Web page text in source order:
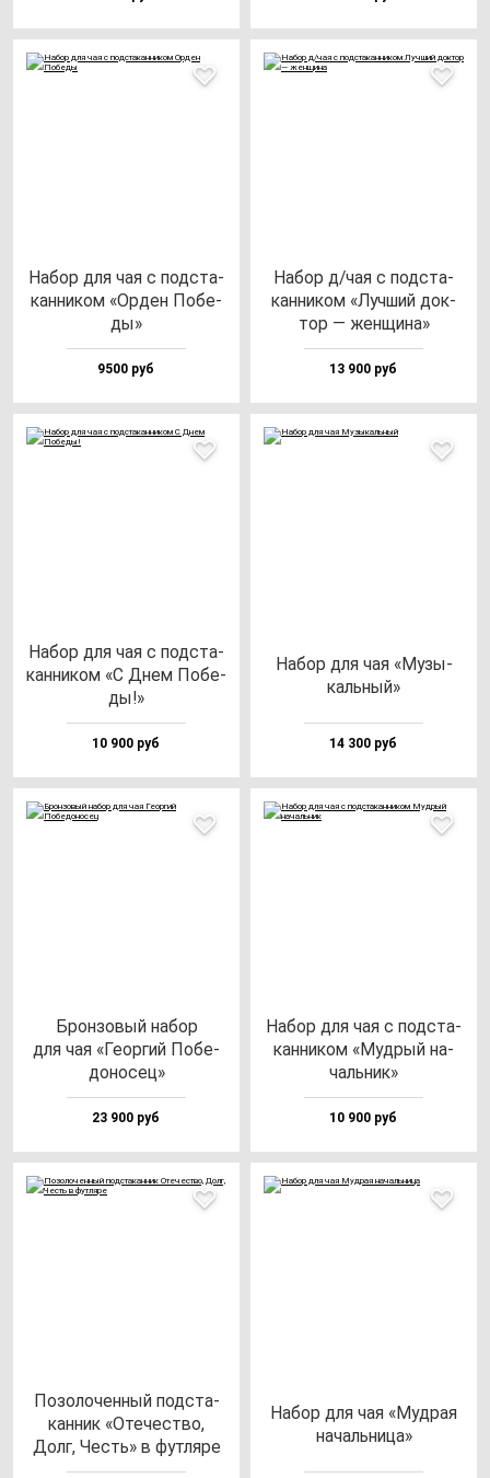
Набор для чая с под­ста­
кан­ни­ком «Орден Побе­
ды»
9500 руб
Набор д/чая с под­ста­
кан­ни­ком «Луч­ший док­
тор — жен­щи­на»
13 900 руб
Набор для чая с под­ста­
кан­ни­ком «С Днем Побе­
ды!»
10 900 руб
Набор для чая «Музы­
каль­ный»
14 300 руб
Брон­зо­вый на­бор
для чая «Геор­гий Побе­
до­но­сец»
23 900 руб
Набор для чая с под­ста­
кан­ни­ком «Муд­рый на­
чаль­ник»
10 900 руб
Позо­ло­чен­ный под­ста­
кан­ник «Оте­чес­тво,
Долг, Честь» в фут­ля­ре
Набор для чая «Муд­рая
на­чаль­ни­ца»